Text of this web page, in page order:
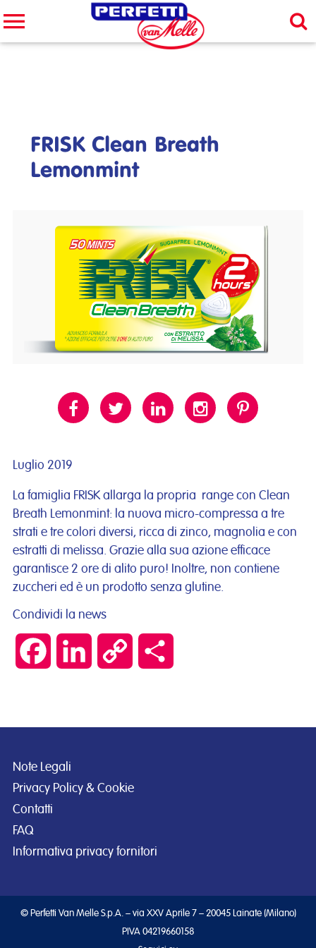
Cerca nel sito
FRISK Clean Breath
Lemonmint
Luglio 2019
La famiglia FRISK allarga la propria range con Clean
Breath Lemonmint: la nuova micro-compressa a tre
strati e tre colori diversi, ricca di zinco, magnolia e con
estratti di melissa. Grazie alla sua azione efficace
garantisce 2 ore di alito puro! Inoltre, non contiene
zuccheri ed è un prodotto senza glutine.
Condividi la news
Facebook LinkedIn Copy
Note Legali
Privacy Policy & Cookie
Contatti
FAQ
Informativa privacy fornitori
© Perfetti Van Melle S.p.A. – via XXV Aprile 7 – 20045 Lainate (Milano)
PIVA 04219660158